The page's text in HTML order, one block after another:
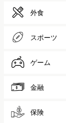
外食
スポーツ
ゲーム
金融
保険